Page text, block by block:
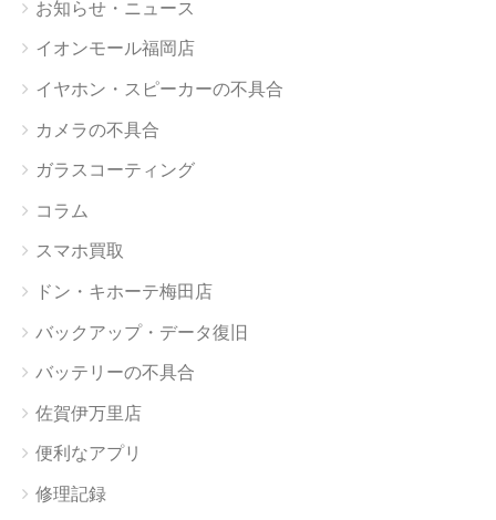
お知らせ・ニュース
イオンモール福岡店
イヤホン・スピーカーの不具合
カメラの不具合
ガラスコーティング
コラム
スマホ買取
ドン・キホーテ梅田店
バックアップ・データ復旧
バッテリーの不具合
佐賀伊万里店
便利なアプリ
修理記録